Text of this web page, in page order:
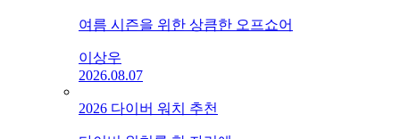
여름 시즌을 위한 상큼한 오프쇼어
이상우
2026.08.07
2026 다이버 워치 추천